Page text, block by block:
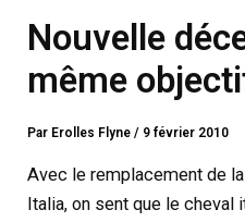
Nouvelle
même
Par Erolles Flyne/ 9 février 2010
Avec le remplacement de
Italia, on sent que le